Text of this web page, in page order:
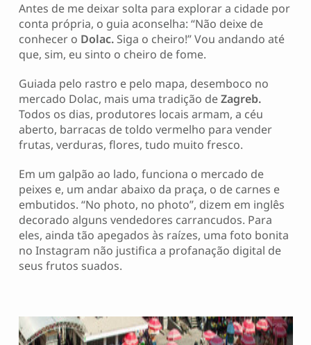
Antes de me deixar solta para explorar a cidade por
conta própria, o guia aconselha: “Não deixe de
conhecer o Dolac.Siga o cheiro!” Vou andando até
que, sim, eu sinto o cheiro de fome.
Guiada pelo rastro e pelo mapa, desemboco no
mercado Dolac, mais uma tradição deZagreb.
Todos os dias, produtores locais armam, a céu
aberto, barracas de toldo vermelho para vender
frutas, verduras, flores, tudo muito fresco.
Em um galpão ao lado, funciona o mercado de
peixes e, um andar abaixo da praça, o de carnes e
embutidos. “No photo, no photo”, dizem em inglês
decorado alguns vendedores carrancudos. Para
eles, ainda tão apegados às raízes, uma foto bonita
no Instagram não justifica a profanação digital de
seus frutos suados.